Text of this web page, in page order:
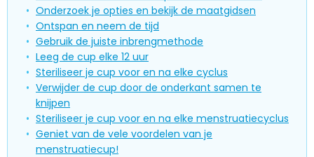
Onderzoek je opties en bekijk de maatgidsen
Ontspan en neem de tijd
Gebruik de juiste inbrengmethode
Leeg de cup elke 12 uur
Steriliseer je cup voor en na elke cyclus
Verwijder de cup door de onderkant samen te
knijpen
Steriliseer je cup voor en na elke menstruatiecyclus
Geniet van de vele voordelen van je
menstruatiecup!